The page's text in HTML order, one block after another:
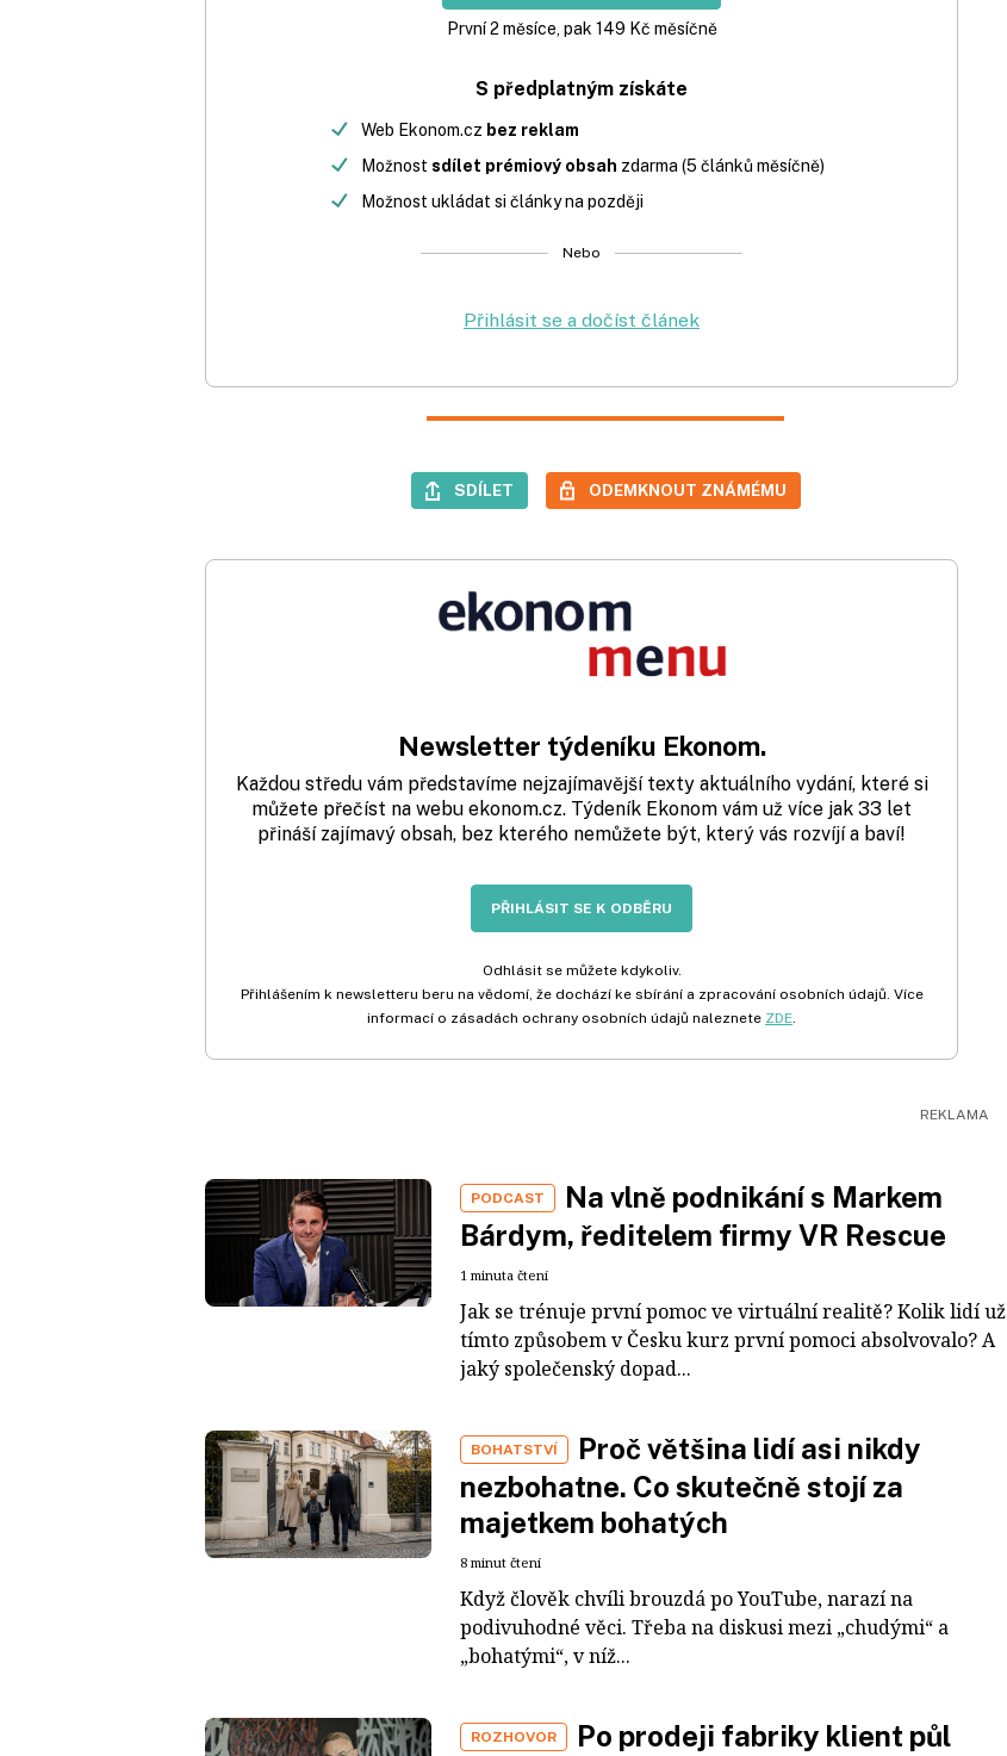
První 2 měsíce, pak 149 Kč měsíčně
S předplatným získáte
Web Ekonom.cz bez reklam
Možnost sdílet prémiový obsah zdarma (5 článků měsíčně)
Možnost ukládat si články na později
Nebo
Přihlásit se a dočíst článek
SDÍLET ODEMKNOUT ZNÁMÉMU
Newsletter týdeníku Ekonom.
Každou středu vám představíme nejzajímavější texty aktuálního vydání, které si
můžete přečíst na webu ekonom.cz. Týdeník Ekonom vám už více jak 33 let
přináší zajímavý obsah, bez kterého nemůžete být, který vás rozvíjí a baví!
PŘIHLÁSIT SE K ODBĚRU
Odhlásit se můžete kdykoliv.
Přihlášením k newsletteru beru na vědomí, že dochází ke sbírání a zpracování osobních údajů. Více
informací o zásadách ochrany osobních údajů naleznete ZDE
PODCAST
Na vlně podnikání s Markem
Bárdym, ředitelem firmy VR Rescue
1 minuta čtení
Jak se trénuje první pomoc ve virtuální realitě? Kolik lidí už
tímto způsobem v Česku kurz první pomoci absolvovalo? A
jaký společenský dopad...
BOHATSTVÍ
Proč většina lidí asi nikdy
nezbohatne. Co skutečně stojí za
majetkem bohatých
8 minut čtení
Když člověk chvíli brouzdá po YouTube, narazí na
podivuhodné věci. Třeba na diskusi mezi „chudými“ a
„bohatými“, v níž...
ROZHOVOR Po prodeji fabriky klient půl